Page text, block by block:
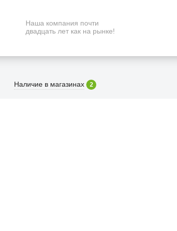
Наша компания почти
двадцать лет как на рынке!
Наличие в магазинах 2